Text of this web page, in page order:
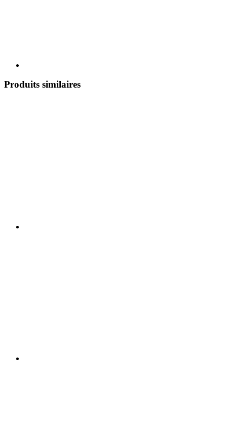
Produits similaires